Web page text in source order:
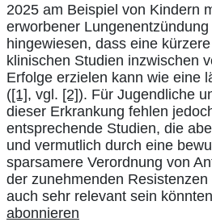
2025 am Beispiel von Kindern
erworbener
hingewiesen, dass eine
klinischen Studien inzwischen
Erfolge erzielen kann wie eine
([1], vgl. [2]). Für Jugendliche
dieser Erkrankung fehlen
entsprechende Studien, die
und vermutlich durch eine
sparsamere Verordnung von
der zunehmenden
auch sehr relevant sein
abonnieren